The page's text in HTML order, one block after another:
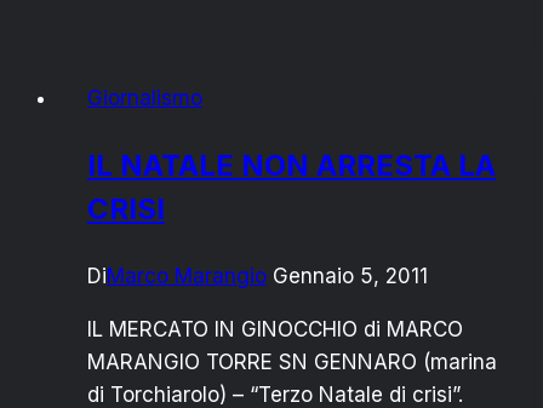
LA
DEL
Giornalismo
IL NATALE NON ARRESTA LA
CRISI
DiMarco Marangio Gennaio 5, 2011
IL MERCATO IN GINOCCHIO di MARCO
MARANGIO TORRE SN GENNARO (marina
di Torchiarolo) – “Terzo Natale di crisi”.